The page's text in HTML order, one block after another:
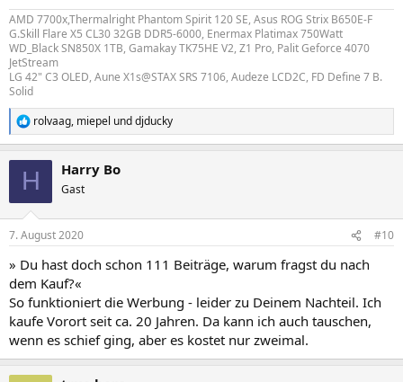
AMD 7700x,Thermalright Phantom Spirit 120 SE, Asus ROG Strix B650E-F
G.Skill Flare X5 CL30 32GB DDR5-6000, Enermax Platimax 750Watt
WD_Black SN850X 1TB, Gamakay TK75HE V2, Z1 Pro, Palit Geforce 4070
JetStream
LG 42" C3 OLED, Aune X1s@STAX SRS 7106, Audeze LCD2C, FD Define 7 B.
Solid
R
e
e
rolvaag, miepel unddjducky
H Harry Bo
Gast
7. August 2020 #10
» Du hast doch schon 111 Beiträge, warum fragst du nach
dem Kauf?«
So funktioniert die Werbung - leider zu Deinem Nachteil. Ich
kaufe Vorort seit ca. 20 Jahren. Da kann ich auch tauschen,
wenn es schief ging, aber es kostet nur zweimal.